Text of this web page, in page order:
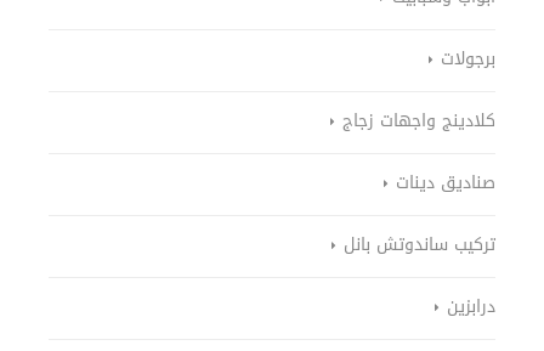
برجولات
كلادينج واجهات زجاج
صناديق دينات
تركيب ساندوتش بانل
درابزين